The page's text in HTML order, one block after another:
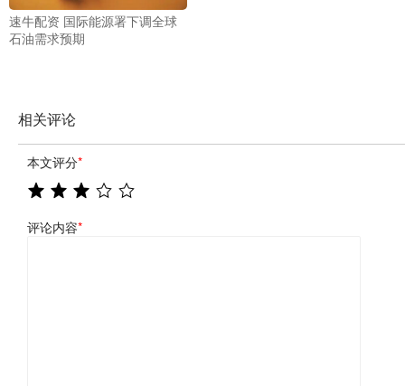
速牛配资 国际能源署下调全球
石油需求预期
相关评论
本文评分*
评论内容*